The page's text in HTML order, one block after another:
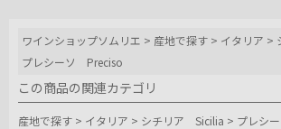
ワインショップソムリエ > 産地で探す > イタリア >
プレシーソ Preciso
この商品の関連カテゴリ
産地で探す > イタリア > シチリア Sicilia > プレシ